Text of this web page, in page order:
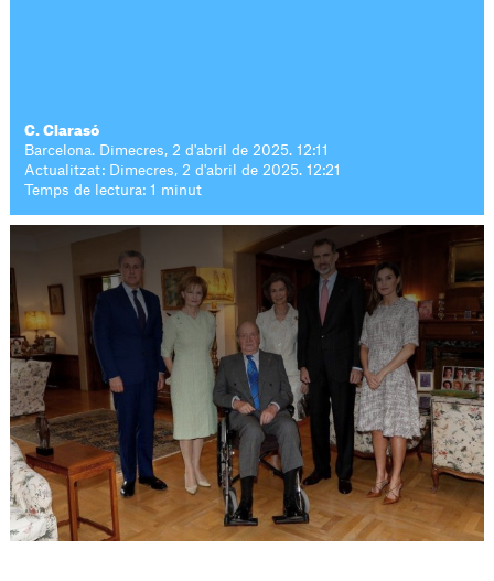
C. Clarasó
Barcelona. Dimecres, 2 d'abril de 2025. 12:11
Actualitzat: Dimecres, 2 d'abril de 2025. 12:21
Temps de lectura: 1 minut